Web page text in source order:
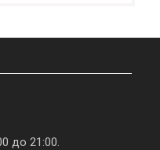
до 21:00.